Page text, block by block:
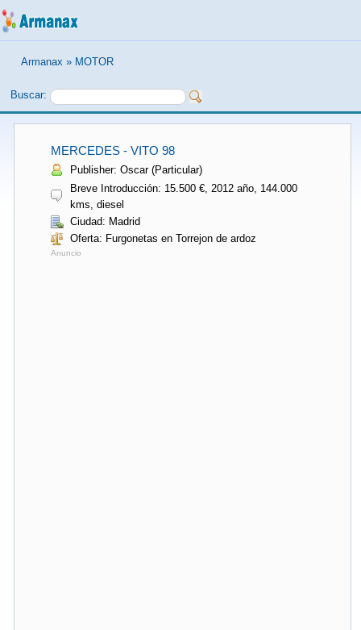
Armanax » MOTOR
Buscar:
MERCEDES - VITO 98
Publisher: Oscar (Particular)
Breve Introducción: 15.500 €, 2012 año, 144.000
kms, diesel
Ciudad: Madrid
Oferta: Furgonetas en Torrejon de ardoz
Anuncio